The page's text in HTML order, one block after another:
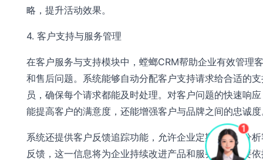
略，提升活动效果。
4. 客户支持与服务管理
在客户服务与支持模块中，螳螂CRM帮助企业有效管理
和售后问题。系统能够自动分配客户支持请求给合适的
员，确保每个请求都能及时处理。对客户问题的快速响
能提高客户的满意度，还能增强客户与品牌之间的忠诚
系统还提供客户反馈追踪功能，允许企业定期收集并分
反馈，这一信息将为企业持续改进产品和服务提供重要